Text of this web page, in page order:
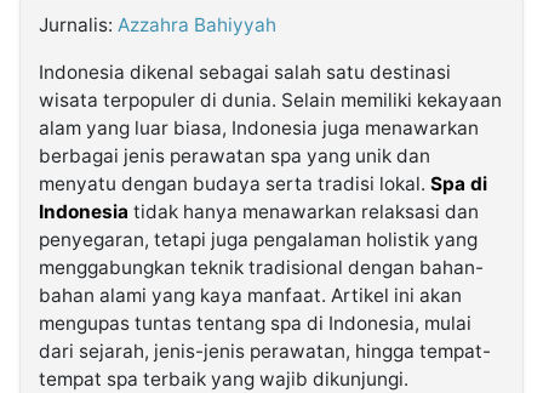
Kabarbaru.co
2026
Kabarbaru
Holding
Jurnalis: Azzahra Bahiyyah
Indonesia dikenal sebagai salah satu destinasi
wisata terpopuler di dunia. Selain memiliki kekayaan
alam yang luar biasa, Indonesia juga menawarkan
berbagai jenis perawatan spa yang unik dan
menyatu dengan budaya serta tradisi lokal. Spa di
Indonesia tidak hanya menawarkan relaksasi dan
penyegaran, tetapi juga pengalaman holistik yang
menggabungkan teknik tradisional dengan bahan-
bahan alami yang kaya manfaat. Artikel ini akan
mengupas tuntas tentang spa di Indonesia, mulai
dari sejarah, jenis-jenis perawatan, hingga tempat-
tempat spa terbaik yang wajib dikunjungi.